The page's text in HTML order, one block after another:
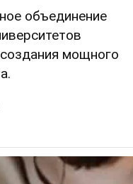
объединение
мощного